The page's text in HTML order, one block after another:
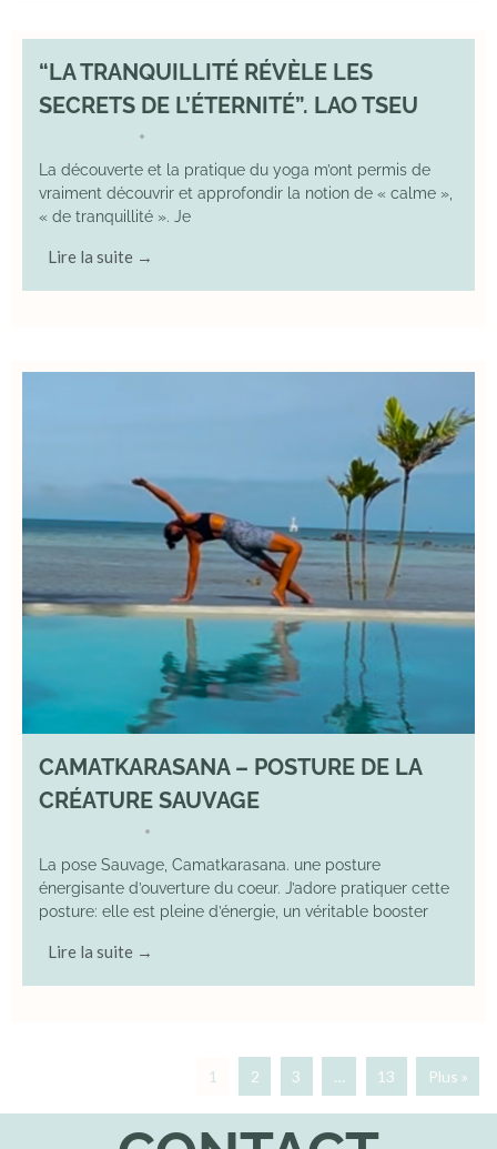
“LA TRANQUILLITÉ RÉVÈLE LES
SECRETS DE L’ÉTERNITÉ”. LAO TSEU
•
La découverte et la pratique du yoga m’ont permis de
vraiment découvrir et approfondir la notion de « calme »,
« de tranquillité ». Je
Lire la suite →
CAMATKARASANA – POSTURE DE LA
CRÉATURE SAUVAGE
•
La pose Sauvage, Camatkarasana. une posture
énergisante d’ouverture du coeur. J’adore pratiquer cette
posture: elle est pleine d’énergie, un véritable booster
Lire la suite →
1 2 3 … 13 Plus »